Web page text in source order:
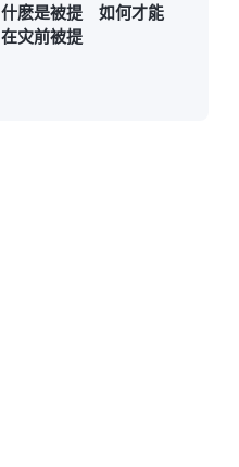
什麽是被提 如何才能
在灾前被提